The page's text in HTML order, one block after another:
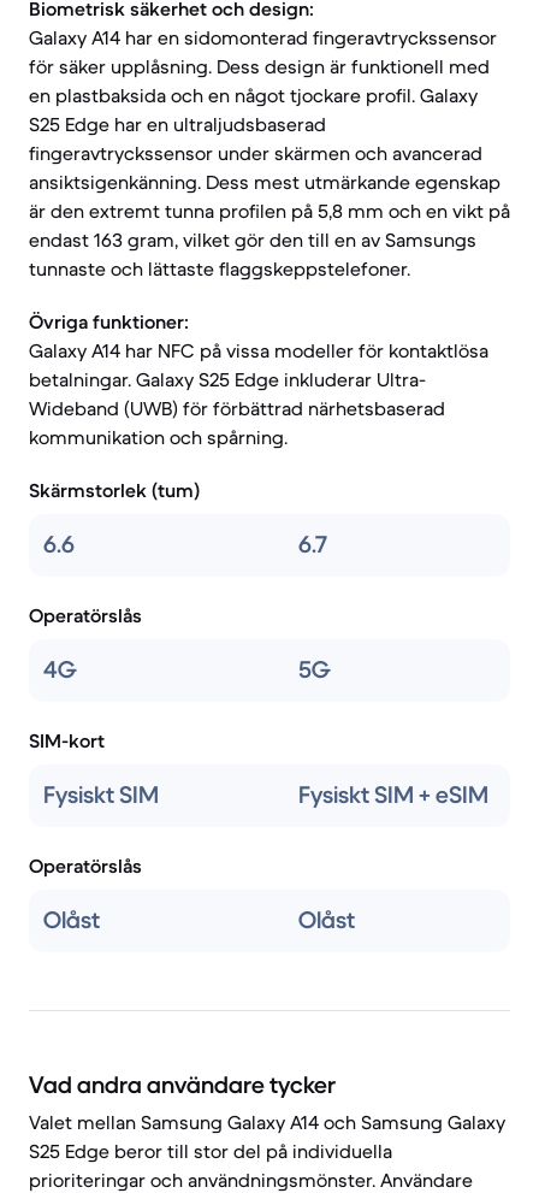
Biometrisk säkerhet och design:
Galaxy A14 har en sidomonterad fingeravtryckssensor
för säker upplåsning. Dess design är funktionell med
en plastbaksida och en något tjockare profil. Galaxy
S25 Edge har en ultraljudsbaserad
fingeravtryckssensor under skärmen och avancerad
ansiktsigenkänning. Dess mest utmärkande egenskap
är den extremt tunna profilen på 5,8 mm och en vikt på
endast 163 gram, vilket gör den till en av Samsungs
tunnaste och lättaste flaggskeppstelefoner.
Övriga funktioner:
Galaxy A14 har NFC på vissa modeller för kontaktlösa
betalningar. Galaxy S25 Edge inkluderar Ultra-
Wideband (UWB) för förbättrad närhetsbaserad
kommunikation och spårning.
Skärmstorlek (tum)
6.6 6.7
Operatörslås
4G 5G
SIM-kort
Fysiskt SIM Fysiskt SIM + eSIM
Operatörslås
Olåst Olåst
Vad andra användare tycker
Valet mellan Samsung Galaxy A14 och Samsung Galaxy
S25 Edge beror till stor del på individuella
prioriteringar och användningsmönster. Användare